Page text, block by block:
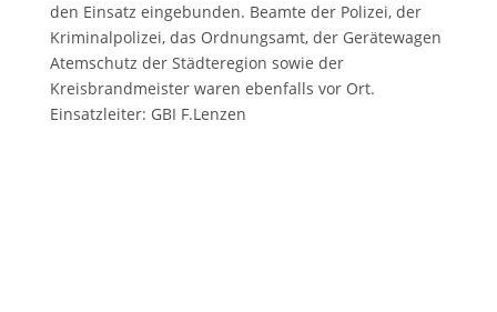
den Einsatz eingebunden. Beamte der Polizei, der
Kriminalpolizei, das Ordnungsamt, der Gerätewagen
Atemschutz der Städteregion sowie der
Kreisbrandmeister waren ebenfalls vor Ort.
Einsatzleiter: GBI F.Lenzen